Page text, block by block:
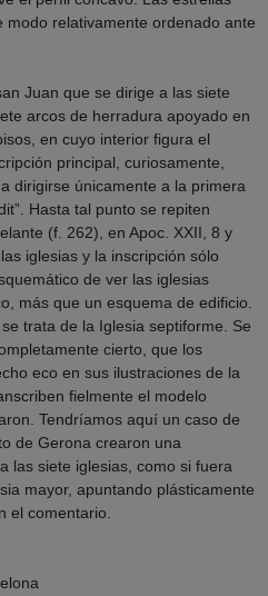
modo relativamente ordenado ante
Juan que se dirige a las siete
arcos de herradura apoyado en
en cuyo interior figura el
principal, curiosamente,
dirigirse únicamente a la primera
Hasta tal punto se repiten
(f. 262), en Apoc. XXII, 8 y
iglesias y la inscripción sólo
de ver las iglesias
más que un esquema de edificio.
trata de la Iglesia septiforme. Se
cierto, que los
eco en sus ilustraciones de la
fielmente el modelo
Tendríamos aquí un caso de
de Gerona crearon una
las siete iglesias, como si fuera
mayor, apuntando plásticamente
el comentario.